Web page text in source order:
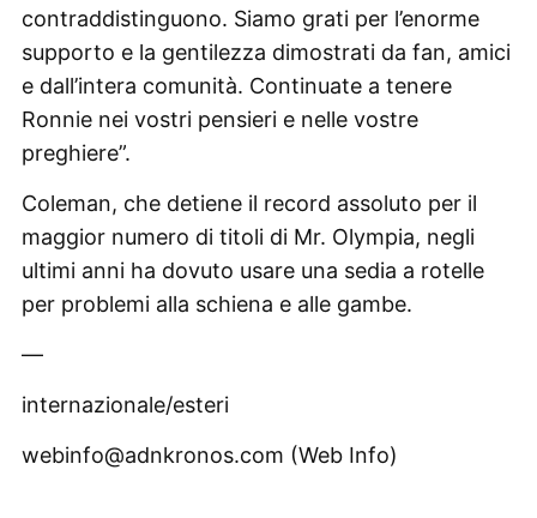
contraddistinguono. Siamo grati per l’enorme
supporto e la gentilezza dimostrati da fan, amici
e dall’intera comunità. Continuate a tenere
Ronnie nei vostri pensieri e nelle vostre
preghiere”.
Coleman, che detiene il record assoluto per il
maggior numero di titoli di Mr. Olympia, negli
ultimi anni ha dovuto usare una sedia a rotelle
per problemi alla schiena e alle gambe.
—
internazionale/esteri
webinfo@adnkronos.com (Web Info)